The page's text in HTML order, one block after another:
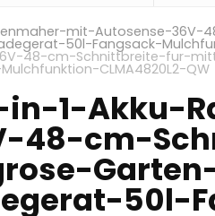
mit-Autosense-
50l-Fangsack-
48-cm-Schnittbreite-fur-
CLMA4820L2-QW
in-1-Akku-
48-cm-
50l-